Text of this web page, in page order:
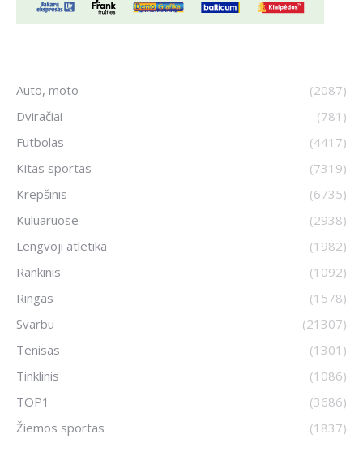
Auto, moto
(2087)
Dviračiai
(781)
Futbolas
(4417)
Kitas sportas
(7319)
Krepšinis
(6735)
Kuluaruose
(2938)
Lengvoji atletika
(1982)
Rankinis
(1092)
Ringas
(1578)
Svarbu
(21307)
Tenisas
(1301)
Tinklinis
(1086)
TOP1
(3686)
Žiemos sportas
(1837)